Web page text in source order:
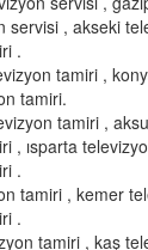
servisi , akseki
.
tamiri ,
tamiri.
tamiri ,
, ısparta
.
tamiri , kemer
.
tamiri , kaş